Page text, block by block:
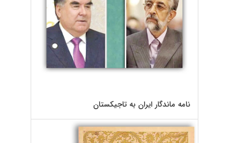
نامه ماندگار ایران به تاجیکستان